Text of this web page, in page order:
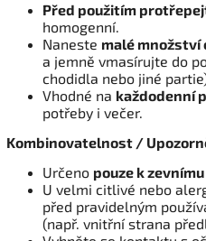
Před použitím
homogenní.
Naneste malé množství
a jemně vmasírujte do
chodidla nebo jiné
Vhodné na každodenní
potřeby i večer.
Kombinovatelnost /
Určeno pouze k
U velmi citlivé nebo
před pravidelným
(např. vnitřní strana